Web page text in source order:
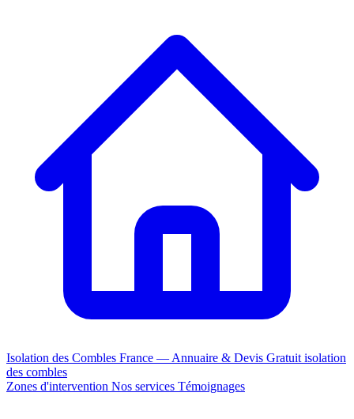
Isolation des Combles France — Annuaire & Devis Gratuit isolation
des combles
Zones d'intervention Nos services Témoignages